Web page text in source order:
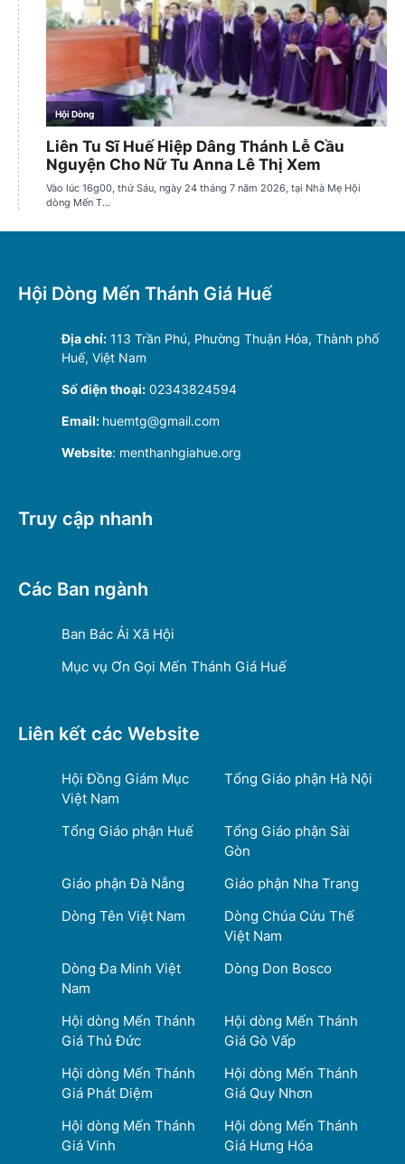
Hội Dòng Mến Thánh Giá Huế
Địa chỉ: 113 Trần Phú, Phường Thuận Hóa, Thành phố
Huế, Việt Nam
Số điện thoại: 02343824594
Email: huemtg@gmail.com
Website: menthanhgiahue.org
Truy cập nhanh
Các Ban ngành
Ban Bác Ái Xã Hội
Mục vụ Ơn Gọi Mến Thánh Giá Huế
Liên kết các Website
Hội Đồng Giám Mục
Việt Nam
Tổng Giáo phận Hà Nội
Tổng Giáo phận Huế
Tổng Giáo phận Sài
Gòn
Giáo phận Đà Nẵng
Giáo phận Nha Trang
Dòng Tên Việt Nam
Dòng Chúa Cứu Thế
Việt Nam
Dòng Đa Minh Việt
Nam
Dòng Don Bosco
Hội dòng Mến Thánh
Giá Thủ Đức
Hội dòng Mến Thánh
Giá Gò Vấp
Hội dòng Mến Thánh
Giá Phát Diệm
Hội dòng Mến Thánh
Giá Quy Nhơn
Hội dòng Mến Thánh
Giá Vinh
Hội dòng Mến Thánh
Giá Hưng Hóa